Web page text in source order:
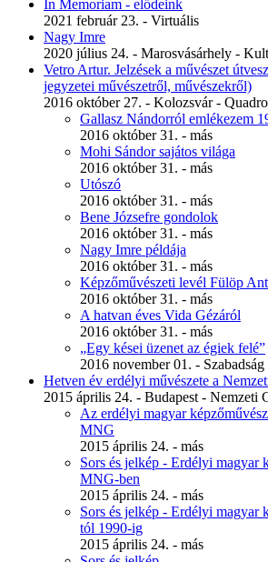
In Memoriam - elődeink
2021 február 23. - Virtuális
Nagy Imre
2020 július 24. - Marosvásárhely -
Vetro Artur. Jelzések a művészet
jegyzetei művészetről, művészekről)
2016 október 27. - Kolozsvár -
Gallasz Nándorról emlékezem
2016 október 31. - más
Mohi Sándor sajátos világa
2016 október 31. - más
Utószó
2016 október 31. - más
Bene Józsefre gondolok
2016 október 31. - más
Nagy Imre példája
2016 október 31. - más
Képzőművészeti levél Fülöp
2016 október 31. - más
A hatvan éves Vida Gézáról
2016 október 31. - más
„Egy kései üzenet az égiek felé”
2016 november 01. - Szabadság
Hetven év erdélyi művészete a
2015 április 24. - Budapest - Nemzeti
Az erdélyi magyar
MNG
2015 április 24. - más
Sors és jelkép - Erdélyi magyar
MNG-ben
2015 április 24. - más
Sors és jelkép - Erdélyi magyar
tól 1990-ig
2015 április 24. - más